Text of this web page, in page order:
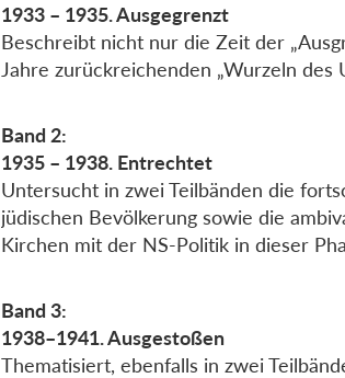
1933 – 1935. Ausgegrenzt
Beschreibt nicht nur die Zeit der
Jahre zurückreichenden „Wurzeln des
Band 2:
1935 – 1938. Entrechtet
Untersucht in zwei Teilbänden die
jüdischen Bevölkerung sowie die
Kirchen mit der NS-Politik in dieser
Band 3:
1938–1941. Ausgestoßen
Thematisiert, ebenfalls in zwei